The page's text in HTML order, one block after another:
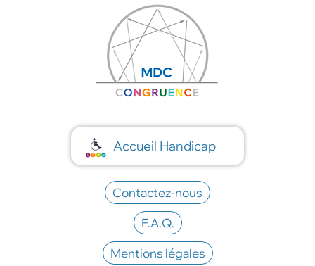
Accueil Handicap
Contactez-nous
F.A.Q.
Mentions légales